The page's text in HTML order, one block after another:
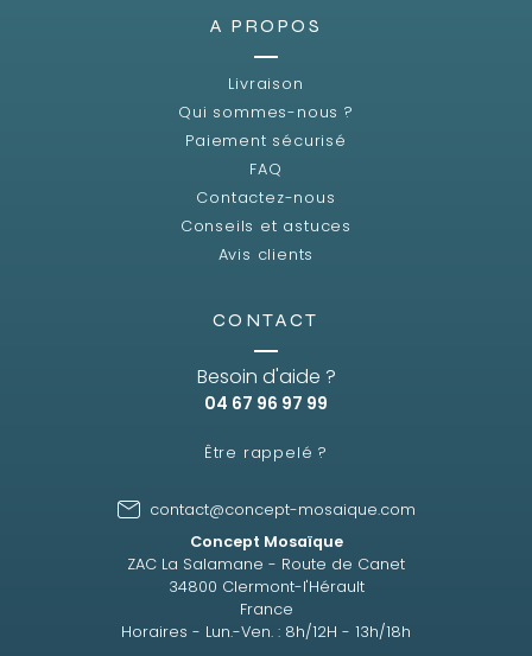
A PROPOS
Livraison
Qui sommes-nous ?
Paiement sécurisé
FAQ
Contactez-nous
Conseils et astuces
Avis clients
CONTACT
Besoin d'aide ?
04 67 96 97 99
Être rappelé ?
contact@concept-mosaique.com
Concept Mosaïque
ZAC La Salamane - Route de Canet
34800 Clermont-l'Hérault
France
Horaires - Lun.-Ven. : 8h/12H - 13h/18h